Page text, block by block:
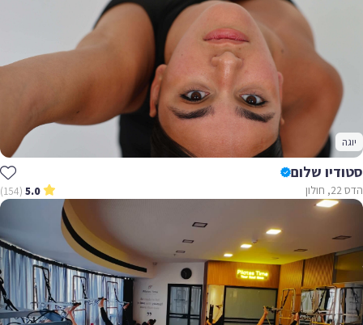
יוגה
סטודיו שלום
הדס 22, חולון 5.0
(154)